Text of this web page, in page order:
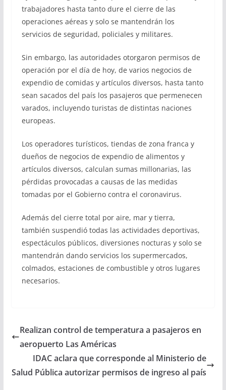
trabajadores hasta tanto dure el cierre de las
operaciones aéreas y solo se mantendrán los
servicios de seguridad, policiales y militares.
Sin embargo, las autoridades otorgaron permisos de
operación por el día de hoy, de varios negocios de
expendio de comidas y artículos diversos, hasta tanto
sean sacados del país los pasajeros que permenecen
varados, incluyendo turistas de distintas naciones
europeas.
Los operadores turísticos, tiendas de zona franca y
dueños de negocios de expendio de alimentos y
artículos diversos, calculan sumas millonarias, las
pérdidas provocadas a causas de las medidas
tomadas por el Gobierno contra el coronavirus.
Además del cierre total por aire, mar y tierra,
también suspendió todas las actividades deportivas,
espectáculos públicos, diversiones nocturas y solo se
mantendrán dando servicios los supermercados,
colmados, estaciones de combustible y otros lugares
necesarios.
Realizan control de temperatura a pasajeros en
aeropuerto Las Américas
IDAC aclara que corresponde al Ministerio de
Salud Pública autorizar permisos de ingreso al país